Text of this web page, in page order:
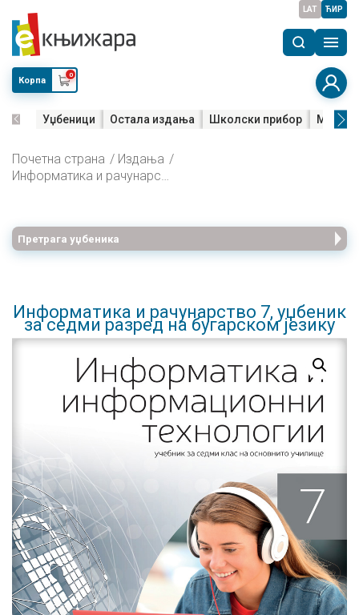
LAT ЋИР
Корпа
0
Уџбеници Остала издања Школски прибор Мала
Почетна страна
Издања
Информатика и рачунарство 7, уџбеник за седми разред на бугарском језику
Претрага уџбеника
Информатика и рачунарство 7, уџбеник
за седми разред на бугарском језику